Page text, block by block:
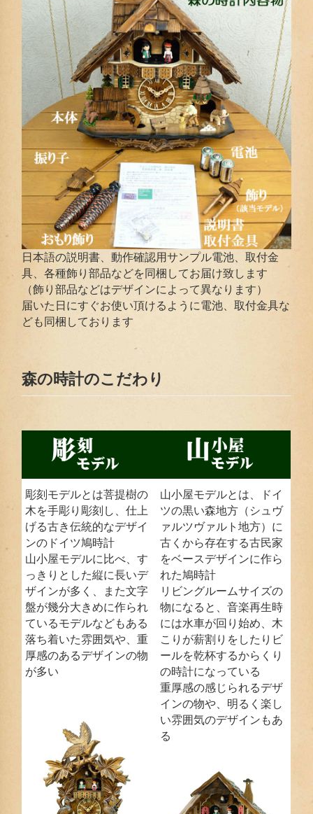
日本語の説明書、動作確認用サンプル電池、取付金
具、各種飾り部品などを同梱してお届け致します
（飾り部品などはデザインによって異なります）
届いた日にすぐお使い頂けるように電池、取付金具な
ども同梱しております
森の時計のこだわり
彫刻モデルとは菩提樹の
木を手彫り彫刻し、仕上
げる古き伝統的なデザイ
ンのドイツ鳩時計
山小屋モデルに比べ、す
っきりとした縦に長いデ
ザインが多く、また文字
盤が幾分大きめに作られ
ているモデルなどもある
落ち着いた雰囲気や、重
厚感のあるデザインの物
が多い
山小屋モデルとは、ドイ
ツの黒い森地方（シュヴ
ァルツヴァルト地方）に
古くから存在する古民家
をベースデザインに作ら
れた鳩時計
リビングルームサイズの
物になると、音楽再生時
には水車が回り始め、木
こりが薪割りをしたりビ
ールを乾杯するからくり
の時計になっている
重厚感の感じられるデザ
インの物や、明るく楽し
い雰囲気のデザインもあ
る